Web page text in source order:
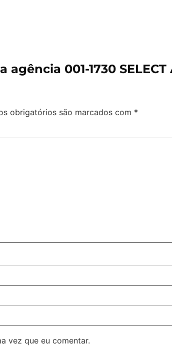
001-1730 SELECT
obrigatórios são marcados com *
vez que eu comentar.